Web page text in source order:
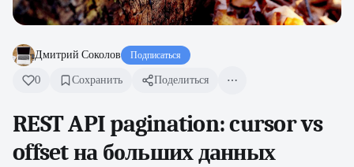
Дмитрий Соколов Подписаться
0 Сохранить Поделиться
REST API pagination: cursor vs
offset на больших данных